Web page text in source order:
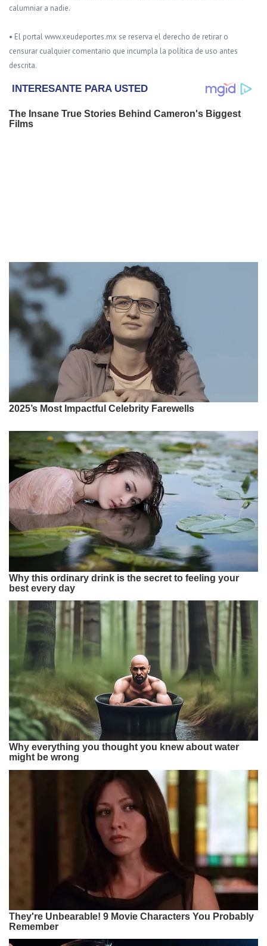
calumniar a nadie.
• El portal www.xeudeportes.mx se reserva el derecho de retirar o
censurar cualquier comentario que incumpla la política de uso antes
descrita.